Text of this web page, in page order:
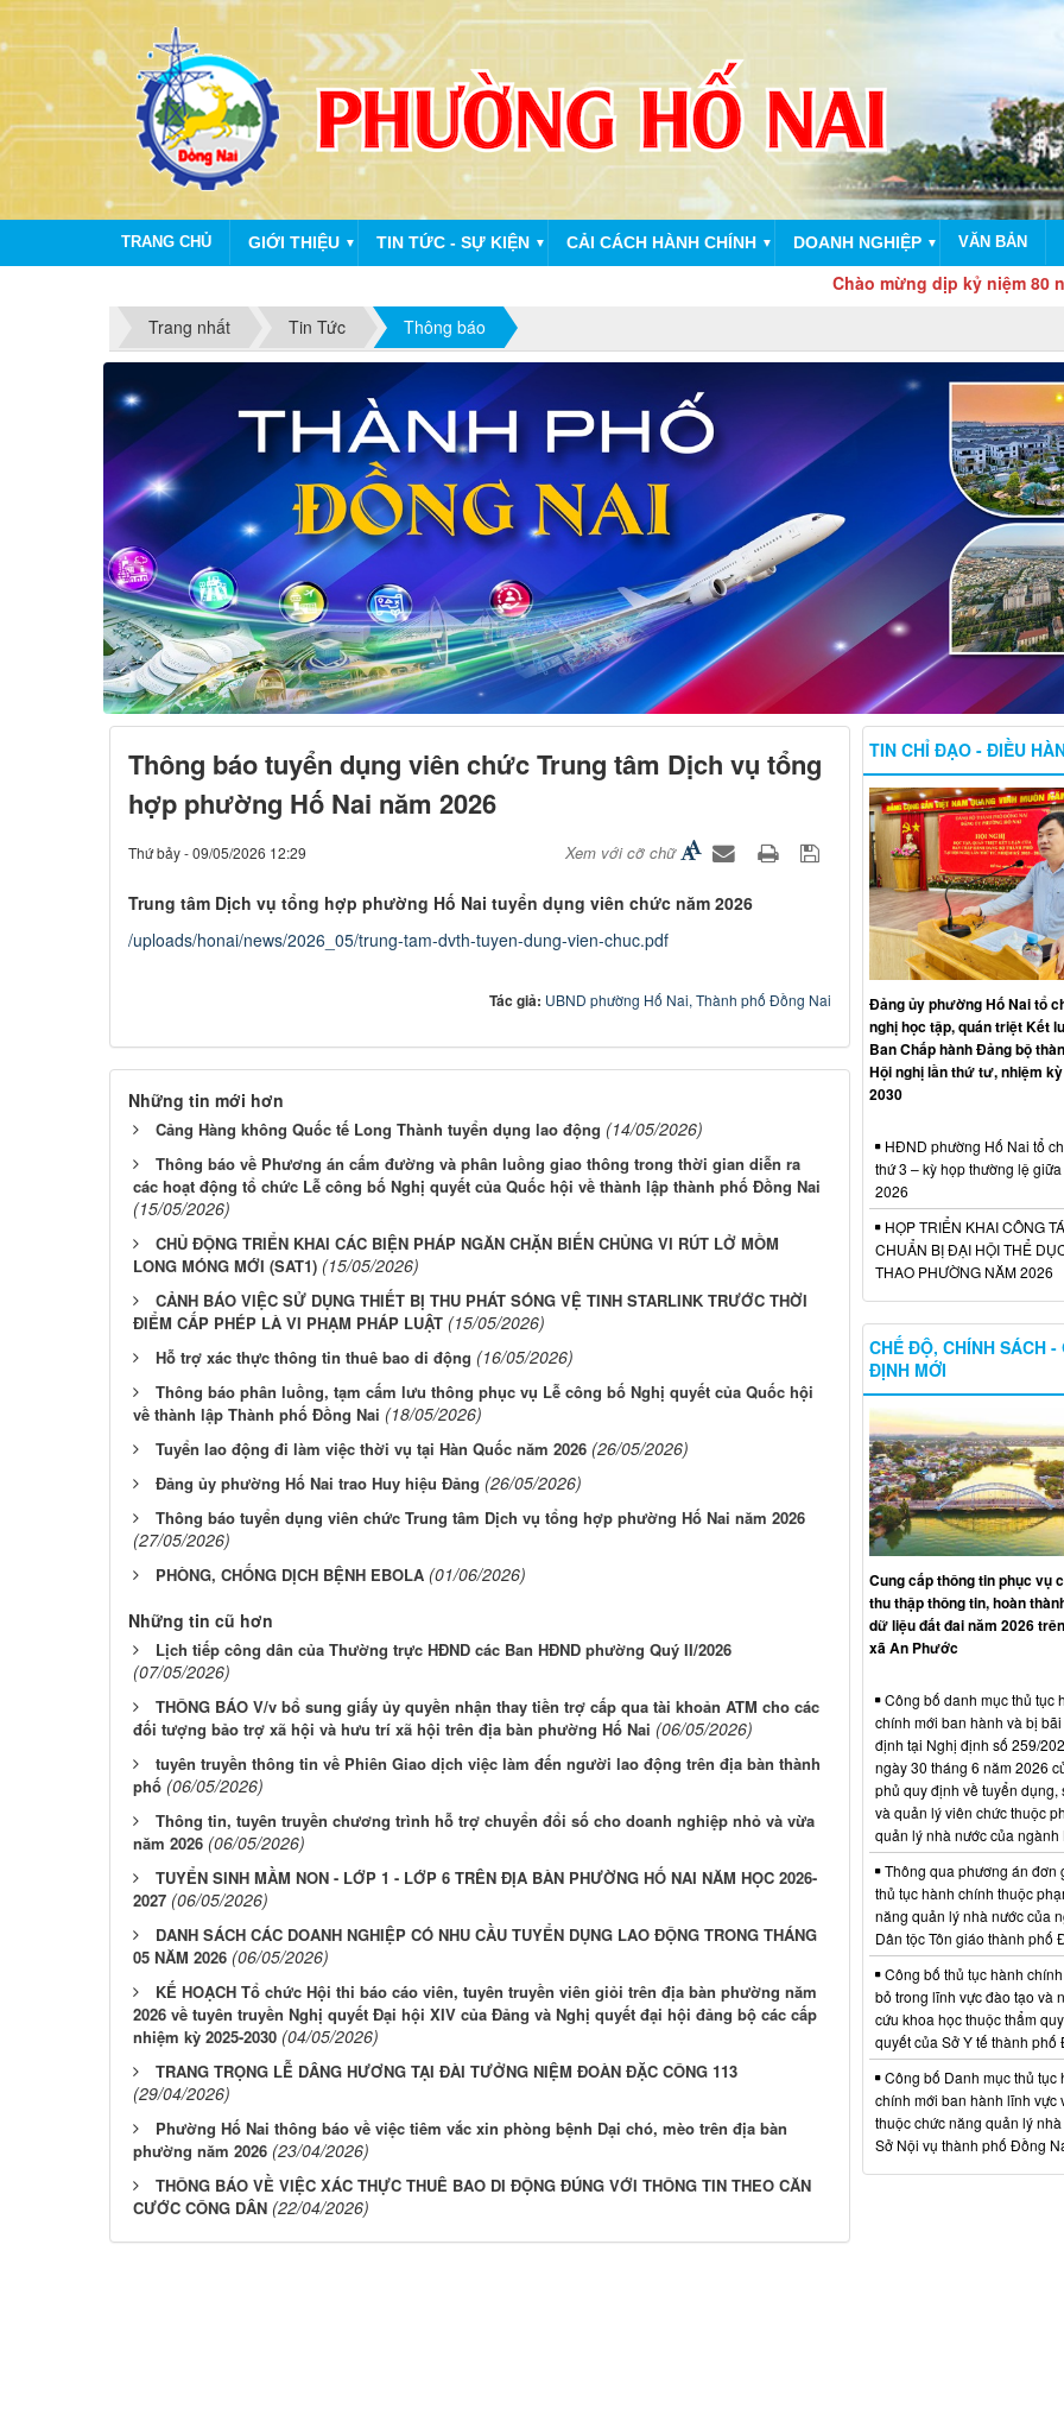
TRANG CHỦ GIỚI THIỆU ▼ TIN TỨC - SỰ KIỆN ▼ CẢI CÁCH HÀNH CHÍNH ▼ DOANH NGHIỆP ▼ VĂN BẢN
Chào mừng dịp kỷ niệm 80 năm
Trang nhất
Tin Tức Thông báo
Thông báo tuyển dụng viên chức Trung tâm Dịch vụ tổng
hợp phường Hố Nai năm 2026
Thứ bảy - 09/05/2026 12:29 Xem với cỡ chữ
Trung tâm Dịch vụ tổng hợp phường Hố Nai tuyển dụng viên chức năm 2026
/uploads/honai/news/2026_05/trung-tam-dvth-tuyen-dung-vien-chuc.pdf
Tác giả: UBND phường Hố Nai, Thành phố Đồng Nai
Những tin mới hơn
Cảng Hàng không Quốc tế Long Thành tuyển dụng lao động (14/05/2026)
Thông báo về Phương án cấm đường và phân luồng giao thông trong thời gian diễn ra
các hoạt động tổ chức Lễ công bố Nghị quyết của Quốc hội về thành lập thành phố Đồng Nai
(15/05/2026)
CHỦ ĐỘNG TRIỂN KHAI CÁC BIỆN PHÁP NGĂN CHẶN BIẾN CHỦNG VI RÚT LỞ MỒM
LONG MÓNG MỚI (SAT1) (15/05/2026)
CẢNH BÁO VIỆC SỬ DỤNG THIẾT BỊ THU PHÁT SÓNG VỆ TINH STARLINK TRƯỚC THỜI
ĐIỂM CẤP PHÉP LÀ VI PHẠM PHÁP LUẬT (15/05/2026)
Hỗ trợ xác thực thông tin thuê bao di động (16/05/2026)
Thông báo phân luồng, tạm cấm lưu thông phục vụ Lễ công bố Nghị quyết của Quốc hội
về thành lập Thành phố Đồng Nai (18/05/2026)
Tuyển lao động đi làm việc thời vụ tại Hàn Quốc năm 2026 (26/05/2026)
Đảng ủy phường Hố Nai trao Huy hiệu Đảng (26/05/2026)
Thông báo tuyển dụng viên chức Trung tâm Dịch vụ tổng hợp phường Hố Nai năm 2026
(27/05/2026)
PHÒNG, CHỐNG DỊCH BỆNH EBOLA (01/06/2026)
Những tin cũ hơn
Lịch tiếp công dân của Thường trực HĐND các Ban HĐND phường Quý II/2026
(07/05/2026)
THÔNG BÁO V/v bổ sung giấy ủy quyền nhận thay tiền trợ cấp qua tài khoản ATM cho các
đối tượng bảo trợ xã hội và hưu trí xã hội trên địa bàn phường Hố Nai (06/05/2026)
tuyên truyền thông tin về Phiên Giao dịch việc làm đến người lao động trên địa bàn thành
phố (06/05/2026)
Thông tin, tuyên truyền chương trình hỗ trợ chuyển đổi số cho doanh nghiệp nhỏ và vừa
năm 2026 (06/05/2026)
TUYỂN SINH MẦM NON - LỚP 1 - LỚP 6 TRÊN ĐỊA BÀN PHƯỜNG HỐ NAI NĂM HỌC 2026-
2027 (06/05/2026)
DANH SÁCH CÁC DOANH NGHIỆP CÓ NHU CẦU TUYỂN DỤNG LAO ĐỘNG TRONG THÁNG
05 NĂM 2026 (06/05/2026)
KẾ HOẠCH Tổ chức Hội thi báo cáo viên, tuyên truyền viên giỏi trên địa bàn phường năm
2026 về tuyên truyền Nghị quyết Đại hội XIV của Đảng và Nghị quyết đại hội đảng bộ các cấp
nhiệm kỳ 2025-2030 (04/05/2026)
TRANG TRỌNG LỄ DÂNG HƯƠNG TẠI ĐÀI TƯỞNG NIỆM ĐOÀN ĐẶC CÔNG 113
(29/04/2026)
Phường Hố Nai thông báo về việc tiêm vắc xin phòng bệnh Dại chó, mèo trên địa bàn
phường năm 2026 (23/04/2026)
THÔNG BÁO VỀ VIỆC XÁC THỰC THUÊ BAO DI ĐỘNG ĐÚNG VỚI THÔNG TIN THEO CĂN
CƯỚC CÔNG DÂN (22/04/2026)
TIN CHỈ ĐẠO - ĐIỀU
Đảng ủy phường Hố Nai tổ
nghị học tập, quán triệt Kết
Ban Chấp hành Đảng bộ
Hội nghị lần thứ tư, nhiệm
2030
HĐND phường Hố Nai tổ
thứ 3 – kỳ họp thường lệ
2026
HỌP TRIỂN KHAI CÔNG
CHUẨN BỊ ĐẠI HỘI THỂ
THAO PHƯỜNG NĂM 2026
CHẾ ĐỘ, CHÍNH SÁCH -
ĐỊNH MỚI
Cung cấp thông tin phục vụ
thu thập thông tin, hoàn
dữ liệu đất đai năm 2026
xã An Phước
Công bố danh mục thủ tục
chính mới ban hành và bị
định tại Nghị định số 259/
ngày 30 tháng 6 năm 2026
phủ quy định về tuyển dụng,
và quản lý viên chức thuộc
quản lý nhà nước của ngành
Thông qua phương án đơn
thủ tục hành chính thuộc
năng quản lý nhà nước của
Dân tộc Tôn giáo thành phố
Công bố thủ tục hành
bỏ trong lĩnh vực đào tạo và
cứu khoa học thuộc thẩm
quyết của Sở Y tế thành phố
Công bố Danh mục thủ tục
chính mới ban hành lĩnh vực
thuộc chức năng quản lý
Sở Nội vụ thành phố Đồng